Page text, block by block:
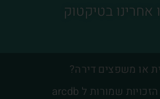
אחרינו בטיקטוק
או משפצים דירה?